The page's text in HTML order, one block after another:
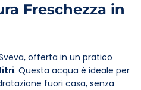
Freschezza in
offerta in un pratico
. Questa acqua è ideale per
fuori casa, senza